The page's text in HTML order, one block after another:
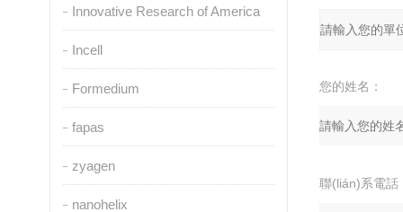
Innovative Research of America
Incell
Formedium
fapas
zyagen
nanohelix
您的姓名：
聯(lián)系電話